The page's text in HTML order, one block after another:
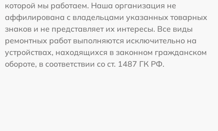
которой мы работаем. Наша организация не
аффилирована с владельцами указанных товарных
знаков и не представляет их интересы. Все виды
ремонтных работ выполняются исключительно на
устройствах, находящихся в законном гражданском
обороте, в соответствии со ст. 1487 ГК РФ.